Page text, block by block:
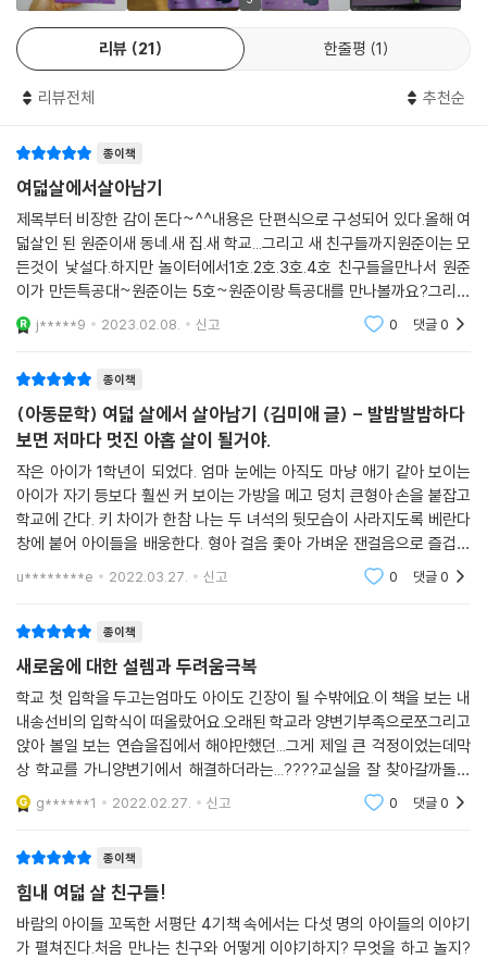
민서가 언제 어디서든 돋보이고 싶어서 안달을 내는 어린이라면 「끝났어
요」의 성준이는 정반대로 부끄럼 많고 소심한 어린이다. 평소라면 말을 이
온 어른들 때문에 도무지 입이 떨어지지 않는다. 성준이가 왜 우물쭈물하
성준이는 울음을 터뜨린다. 초등학교 교실이라는 공적 공간에 놓인 어린이
들은 때로는 자기중심성을 내려놓아야 하며, 때로는 불안과 두려움을 꾹
참아야 한다. 성준이가 어려움을 극복하는 데 뒤늦게 나타난 엄마의 응원
과 애정이 큰 역할을 하는 장면은 정말이지 뭉클하다. 여덟 살은 여전히 어
리고 도움이 필요한 나이다. 뒤돌아본 곳에 파이팅을 외쳐줄 어른이 있다
면 여덟살의 첫걸음은 좀더 단단해질 것이다. 「도망쳐」에서 치우가 자신이
지닌 뜀틀 공포증을 인정하는 데 보건실 선생님의 거미 공포증이 계기가
된 것도 마찬가지다.
수줍어하거나 두려움에 떨거나 심통을 부리는 여덟 살 주인공들은 나이와
상관없는 우리 모두를 비쳐 보여주는 거울이다. 우리는 여덟 살의 일상을
통해 평소에 눈여겨보지 못한 진짜 인생을 발견하게 된다. 『여덟 살에서 살
아남기』는 초등 1학년 어린이들의 기쁨과 슬픔, 설렘과 두려움, 뿌듯함과
두려움 등등 다양한 감정들을 다섯 가지 연작 동화를 통해 펼쳐 놓는다. 1
학년 2반 어린이들이 연이어 등장하고 그때그때 주인공이 되었다가 조연
이 되는 구성 자체도 여덟 살 어린이들이 익숙해져야 할 새로운 삶의 방식
을 보여주는 셈이다. 어른들이 흘끔 바라본 어린이들의 삶이란 한없이 단
지만 조금만 고개를 기울여 눈여겨보면 거기에는 그 어떤 복잡한 어른들보
다 더 흥미진진한 삶이 놓여 있다. 우리가 여덟 살에 주목해야 할 이유가 여
기에 있다.
이제 막 초등학교 입학을 앞두고 있는 여덟 살 어린이들과 그 어린이들의
가족, 그 어린이들의 삶에 관심 있는 모든 독자들이 즐겁게 읽을 만한 책이
다. (단, 관심 있는 어른들이 주의할 점. 여덟 살 어린이에게 너무 가까이 다
가가지 말 것. 그리고 어엿한 초등학생인 여덟 살들에게는 마땅한 예의를
리뷰 21 한줄평 1
리뷰전체 추천순
종이책
여덟살에서살아남기
제목부터 비장한 감이 돈다~^^내용은 단편식으로 구성되어 있다.올해 여
덟살인 된 원준이새 동네.새 집.새 학교...그리고 새 친구들까지원준이는 모
든것이 낯설다.하지만 놀이터에서1호.2호.3호.4호 친구들을만나서 원준
이가 만든특공대~원준이는 5호~원준이랑 특공대를 만나볼까요?그리고
여기 마음에 드는친구랑 친구하고 싶은성씨 같은 조영웅.조성재.조민혁이
들은 과연 친구가 될 수
j*****9 2023.02.08. 신고 0 댓글0
종이책
(아동문학) 여덟 살에서 살아남기 (김미애 글) - 발밤발밤하다
보면 저마다 멋진 아홉 살이 될거야.
작은 아이가 1학년이 되었다. 엄마 눈에는 아직도 마냥 애기 같아 보이는
아이가 자기 등보다 훨씬 커 보이는 가방을 메고 덩치 큰형아 손을 붙잡고
학교에 간다. 키 차이가 한참 나는 두 녀석의 뒷모습이 사라지도록 베란다
창에 붙어 아이들을 배웅한다. 형아 걸음 좇아 가벼운 잰걸음으로 즐겁게
학교 가는 작은 아이의 모습이 대견스럽기도 하고 흐뭇하기도 하다. 3
u********e 2022.03.27. 신고 0 댓글0
종이책
새로움에 대한 설렘과 두려움극복
학교 첫 입학을 두고는엄마도 아이도 긴장이 될 수밖에요.이 책을 보는 내
내송선비의 입학식이 떠올랐어요.오래된 학교라 양변기부족으로쪼그리고
앉아 볼일 보는 연습을집에서 해야만했던...그게 제일 큰 걱정이었는데막
상 학교를 가니양변기에서 해결하더라는...????교실을 잘 찾아갈까돌봄
까지하는데 힘들어하지않을까..아직 일어나지도 않은 일에대해미리걱정
하는 걱정맘이었는데막상
g******1 2022.02.27. 신고 0 댓글0
종이책
힘내 여덟 살 친구들!
바람의 아이들 꼬독한 서평단 4기책 속에서는 다섯 명의 아이들의 이야기
가 펼쳐진다.처음 만나는 친구와 어떻게 이야기하지? 무엇을 하고 놀지?